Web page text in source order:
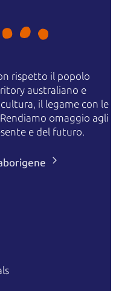
Free
$109
station on your way
rispetto il popolo
australiano e
il legame con le
omaggio agli
e del futuro.